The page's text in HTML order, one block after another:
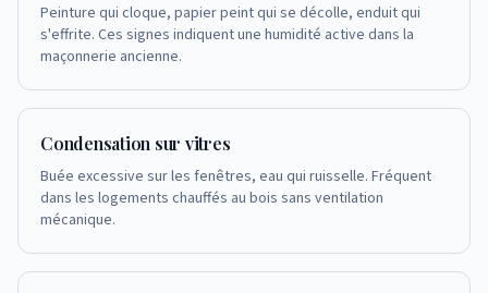
Peinture qui cloque, papier peint qui se décolle, enduit qui
s'effrite. Ces signes indiquent une humidité active dans la
maçonnerie ancienne.
Condensation sur vitres
Buée excessive sur les fenêtres, eau qui ruisselle. Fréquent
dans les logements chauffés au bois sans ventilation
mécanique.